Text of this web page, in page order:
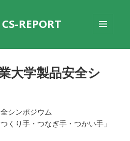
REPORT
ーとウ
大学製品安全シ
シンポジウム
くり手・つなぎ手・つかい手」